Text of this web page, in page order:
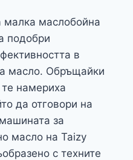
малка маслобойна
подобри
в
масло. Обръщайки
намериха
да отговори на
за
масло на Taizy
с техните